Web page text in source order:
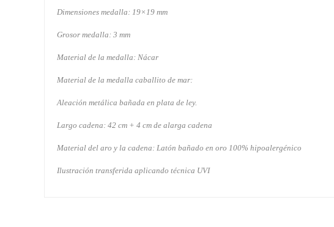
Dimensiones medalla: 19×19 mm
Grosor medalla: 3 mm
Material de la medalla: Nácar
Material de la medalla caballito de mar:
Aleación metálica bañada en plata de ley.
Largo cadena: 42 cm + 4 cm de alarga cadena
Material del aro y la cadena: Latón bañado en oro 100% hipoalergénico
Ilustración transferida aplicando técnica UVI